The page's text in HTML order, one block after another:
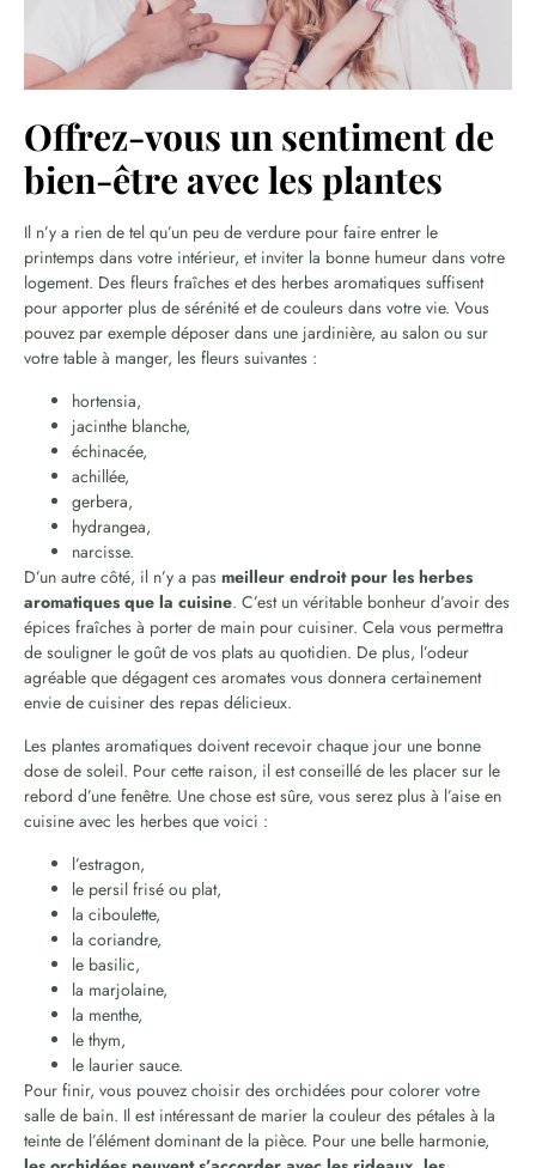
Offrez-vous un sentiment de
bien-être avec les plantes
Il n’y a rien de tel qu’un peu de verdure pour faire entrer le
printemps dans votre intérieur, et inviter la bonne humeur dans votre
logement. Des fleurs fraîches et des herbes aromatiques suffisent
pour apporter plus de sérénité et de couleurs dans votre vie. Vous
pouvez par exemple déposer dans une jardinière, au salon ou sur
votre table à manger, les fleurs suivantes :
hortensia,
jacinthe blanche,
échinacée,
achillée,
gerbera,
hydrangea,
narcisse.
D’un autre côté, il n’y a pas meilleur endroit pour les herbes
aromatiques que la cuisine. C’est un véritable bonheur d’avoir des
épices fraîches à porter de main pour cuisiner. Cela vous permettra
de souligner le goût de vos plats au quotidien. De plus, l’odeur
agréable que dégagent ces aromates vous donnera certainement
envie de cuisiner des repas délicieux.
Les plantes aromatiques doivent recevoir chaque jour une bonne
dose de soleil. Pour cette raison, il est conseillé de les placer sur le
rebord d’une fenêtre. Une chose est sûre, vous serez plus à l’aise en
cuisine avec les herbes que voici :
l’estragon,
le persil frisé ou plat,
la ciboulette,
la coriandre,
le basilic,
la marjolaine,
la menthe,
le thym,
le laurier sauce.
Pour finir, vous pouvez choisir des orchidées pour colorer votre
salle de bain. Il est intéressant de marier la couleur des pétales à la
teinte de l’élément dominant de la pièce. Pour une belle harmonie,